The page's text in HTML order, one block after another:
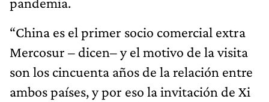
“China es el primer socio comercial extra
Mercosur – dicen– y el motivo de la visita
son los cincuenta años de la relación entre
ambos países, y por eso la invitación de Xi